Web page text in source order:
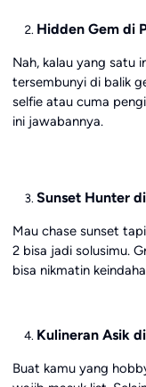
Hidden Gem di
Nah, kalau yang satu
tersembunyi di balik
selfie atau cuma
ini jawabannya.
Sunset Hunter
Mau chase sunset
2 bisa jadi solusimu.
bisa nikmatin
Kulineran Asik
Buat kamu yang